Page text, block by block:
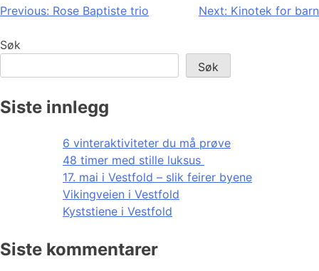
Innleggsnavigasjon
Previous: Rose Baptiste trio Next: Kinotek for barn
Søk
Søk
Siste innlegg
6 vinteraktiviteter du må prøve
48 timer med stille luksus
17. mai i Vestfold – slik feirer byene
Vikingveien i Vestfold
Kyststiene i Vestfold
Siste kommentarer